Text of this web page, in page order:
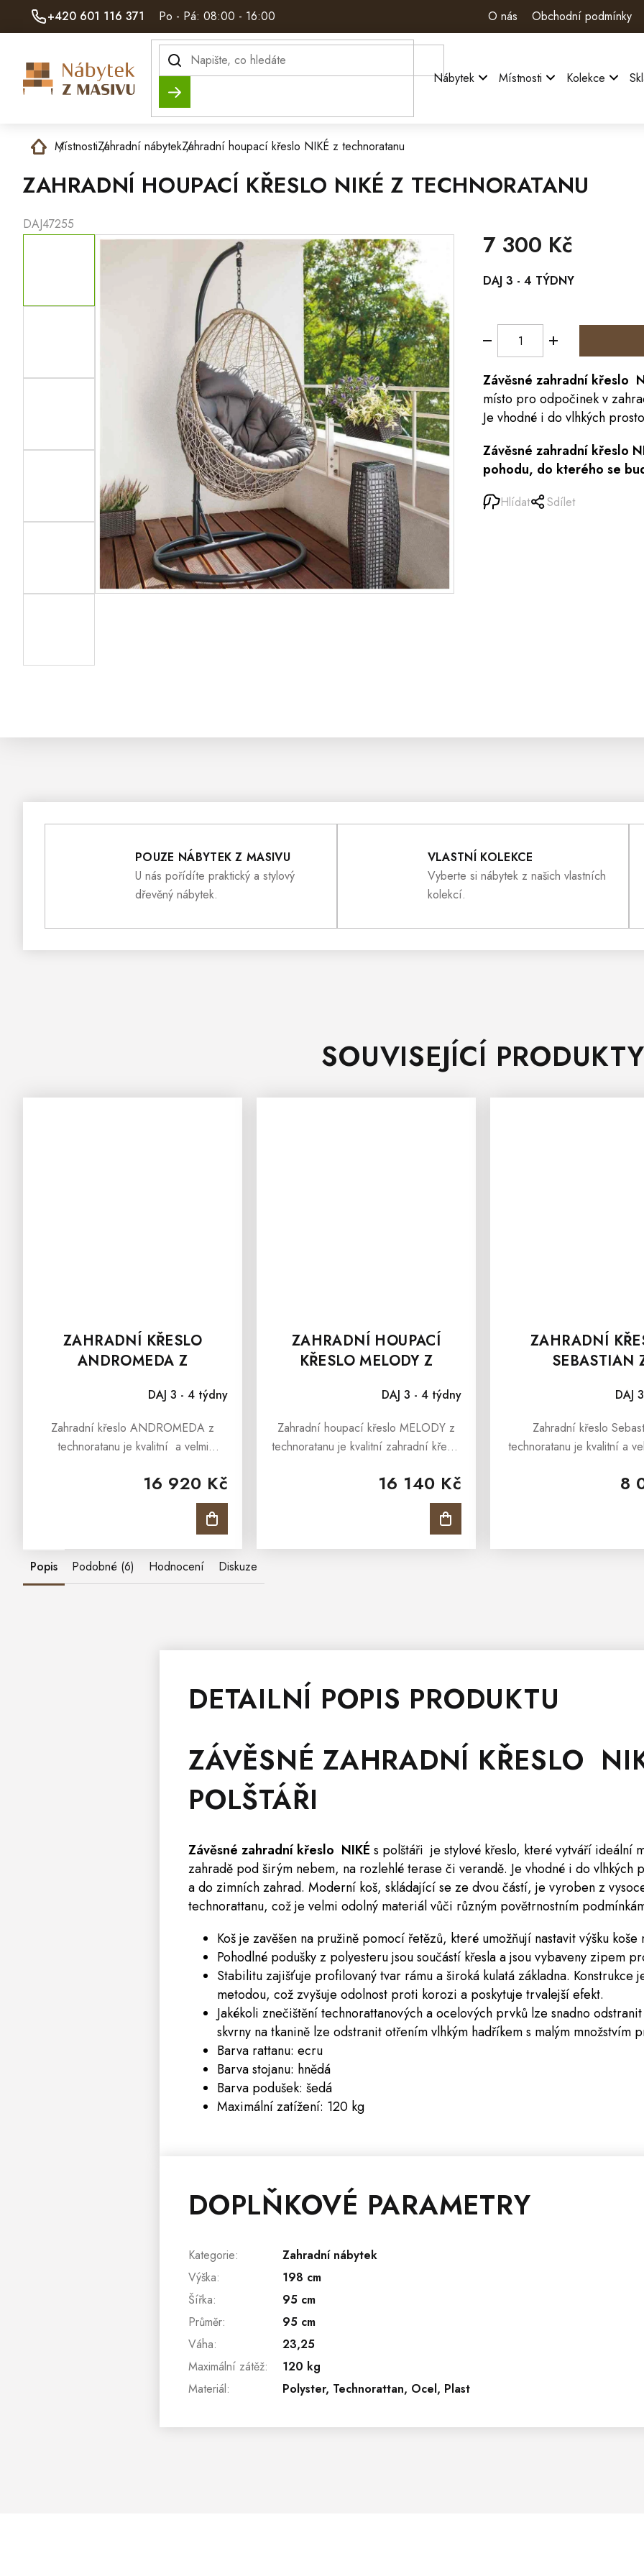
+420 601 116 371 Po - Pá: 08:00 - 16:00 O nás Obchodní podmínky
Hledat Nábytek Místnosti Kolekce
DomůMístnostiZahradní nábytekZahradní houpací křeslo NIKÉ z technoratanu
ZAHRADNÍ HOUPACÍ KŘESLO NIKÉ Z TECHNORATANU
DAJ47255
7 300 Kč
Měrná
cena:
DAJ 3 - 4 TÝDNY
Závěsné zahradní křeslo
místo pro odpočinek v
Je vhodné i do vlhkých
Závěsné zahradní křeslo
pohodu, do kterého se
Hlídat Sdílet
POUZE NÁBYTEK Z MASIVU
U nás pořídíte praktický a stylový
dřevěný nábytek.
VLASTNÍ KOLEKCE
Vyberte si nábytek z našich vlastních
kolekcí.
SOUVISEJÍCÍ PRODUKTY
ZAHRADNÍ KŘESLO
ANDROMEDA Z
DAJ 3 - 4 týdny
16 920 Kč
Zahradní křeslo ANDROMEDA z
technoratanu je kvalitní a velmi
terasy, pergoly i pro
zimní zahrady. Díky inovativnímu
ZAHRADNÍ HOUPACÍ
KŘESLO MELODY Z
DAJ 3 - 4 týdny
16 140 Kč
Zahradní houpací křeslo MELODY z
technoratanu je kvalitní zahradní křeslo
prostorách zahrady, terasy, pergoly i
pro zimní zahrady. Moderní estetika...
ZAHRADNÍ
SEBASTIAN
DAJ
8
Zahradní křeslo
technoratanu je kvalitní a
posezení v prostorách
Popis Podobné (6) Hodnocení Diskuze
DETAILNÍ POPIS PRODUKTU
ZÁVĚSNÉ ZAHRADNÍ KŘESLO
POLŠTÁŘI
Závěsné zahradní křeslo NIKÉ s polštáři je stylové křeslo, které vytváří ideální
zahradě pod širým nebem, na rozlehlé terase či verandě. Je vhodné i do vlhkých
a do zimních zahrad. Moderní koš, skládající se ze dvou částí, je vyroben z
technorattanu, což je velmi odolný materiál vůči různým povětrnostním
Koš je zavěšen na pružině pomocí řetězů, které umožňují nastavit výšku koše
Pohodlné podušky z polyesteru jsou součástí křesla a jsou vybaveny zipem
Stabilitu zajišťuje profilovaný tvar rámu a široká kulatá základna. Konstrukce
metodou, což zvyšuje odolnost proti korozi a poskytuje trvalejší efekt.
Jakékoli znečištění technorattanových a ocelových prvků lze snadno
skvrny na tkanině lze odstranit otřením vlhkým hadříkem s malým množstvím
Barva rattanu: ecru
Barva stojanu: hnědá
Barva podušek: šedá
Maximální zatížení: 120 kg
DOPLŇKOVÉ PARAMETRY
Kategorie:
Zahradní nábytek
Výška:
198 cm
Šířka:
95 cm
Průměr:
95 cm
Váha:
23,25
Maximální zátěž:
120 kg
Materiál: Polyster, Technorattan, Ocel, Plast